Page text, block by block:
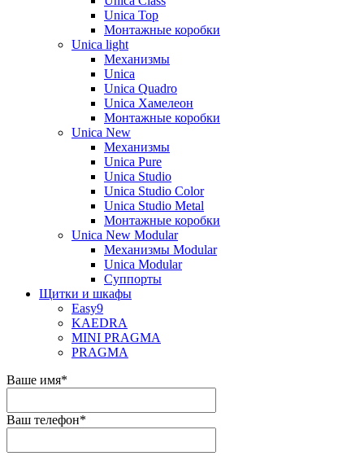
Unica Top
Монтажные коробки
Unica light
Механизмы
Unica
Unica Quadro
Unica Хамелеон
Монтажные коробки
Unica New
Механизмы
Unica Pure
Unica Studio
Unica Studio Color
Unica Studio Metal
Монтажные коробки
Unica New Modular
Механизмы Modular
Unica Modular
Суппорты
Щитки и шкафы
Easy9
KAEDRA
MINI PRAGMA
PRAGMA
Ваше имя*
Ваш телефон*